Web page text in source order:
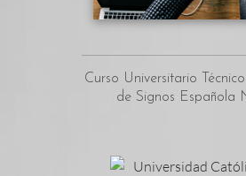
Curso Universitario
de Signos Española